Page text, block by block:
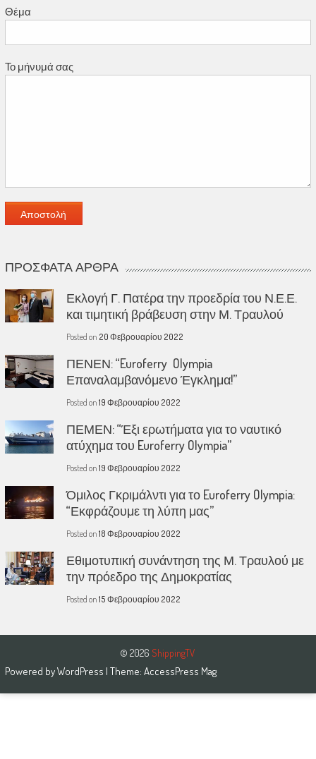
Θέμα
Το μήνυμά σας
ΠΡΌΣΦΑΤΑ ΆΡΘΡΑ
Εκλογή Γ. Πατέρα την προεδρία του Ν.Ε.Ε.
και τιμητική βράβευση στην Μ. Τραυλού
Posted on 20 Φεβρουαρίου 2022
ΠΕΝΕΝ: “Euroferry Olympia
Επαναλαμβανόμενο Έγκλημα!”
Posted on 19 Φεβρουαρίου 2022
ΠΕΜΕΝ: “Έξι ερωτήματα για το ναυτικό
ατύχημα του Euroferry Olympia”
Posted on 19 Φεβρουαρίου 2022
Όμιλος Γκριμάλντι για το Euroferry Olympia:
“Εκφράζουμε τη λύπη μας”
Posted on 18 Φεβρουαρίου 2022
Εθιμοτυπική συνάντηση της Μ. Τραυλού με
την πρόεδρο της Δημοκρατίας
Posted on 15 Φεβρουαρίου 2022
© 2026 ShippingTV
Powered byWordPress | Theme: AccessPress Mag